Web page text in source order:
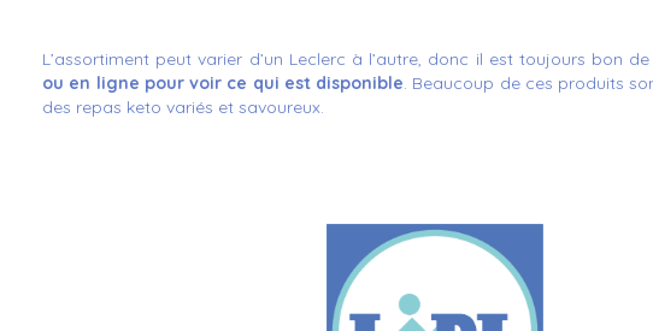
L’assortiment peut varier d’un Leclerc à l’autre, donc il est toujours bon de
ou en ligne pour voir ce qui est disponible. Beaucoup de ces produits
des repas keto variés et savoureux.